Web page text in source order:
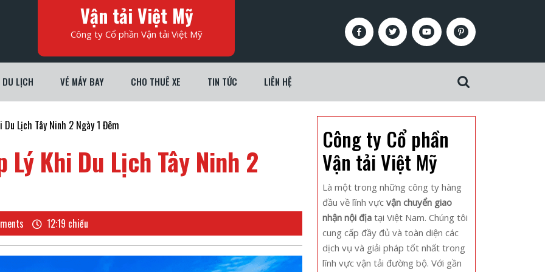
Vận tải Việt Mỹ
Công ty Cổ phần Vận tải Việt Mỹ
FacebookTwitter Youtube Pinterest
DU LỊCH VÉ MÁY BAY CHO THUÊ XE TIN TỨC LIÊN HỆ
Du Lịch Tây Ninh 2 Ngày 1 Đêm
Lý Khi Du Lịch Tây Ninh 2
12:19 chiều
Công ty Cổ phần
Vận tải Việt Mỹ
Là một trong những công ty hàng
đầu về lĩnh vực vận chuyển giao
nhận nội địa tại Việt Nam. Chúng tôi
cung cấp đầy đủ và toàn diện các
dịch vụ và giải pháp tốt nhất trong
lĩnh vực vận tải đường bộ. Với gần